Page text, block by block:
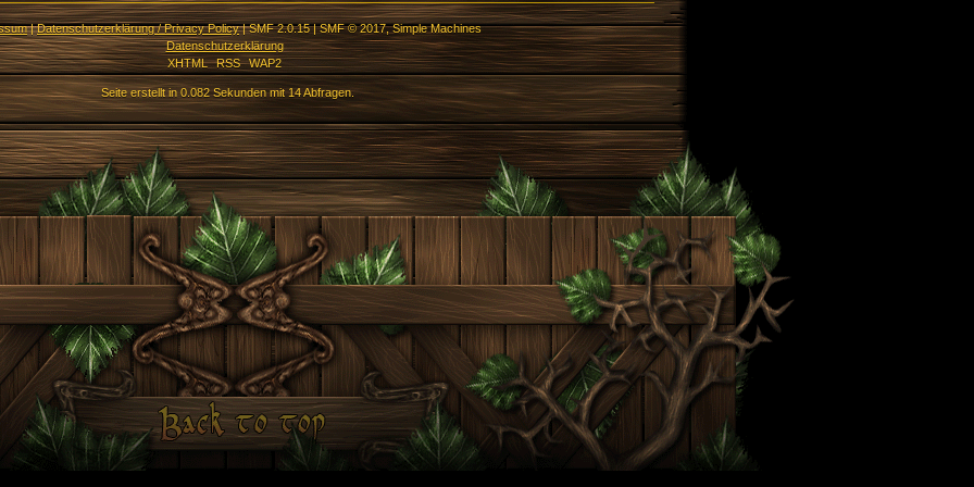
|Datenschutzerklärung / Privacy Policy|SMF 2.0.15|SMF © 2017,Simple Machines
Datenschutzerklärung
XHTML
RSS WAP2
Seite erstellt in 0.082 Sekunden mit 14 Abfragen.